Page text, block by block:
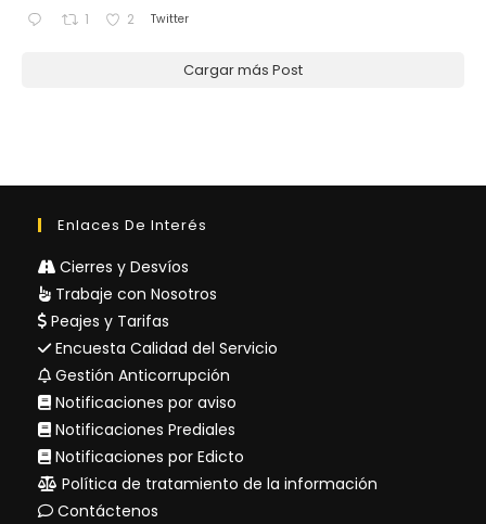
1 2 Twitter
Cargar más Post
Enlaces De Interés
Cierres y Desvíos
Trabaje con Nosotros
Peajes y Tarifas
Encuesta Calidad del Servicio
Gestión Anticorrupción
Notificaciones por aviso
Notificaciones Prediales
Notificaciones por Edicto
Política de tratamiento de la información
Contáctenos